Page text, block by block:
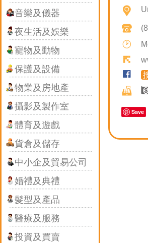
音樂及儀器
夜生活及娛樂
寵物及動物
保護及設備
物業及房地產
攝影及製作室
體育及遊戲
貨倉及儲存
中小企及貿易公司
婚禮及典禮
髮型及產品
醫療及服務
投資及買賣
Save